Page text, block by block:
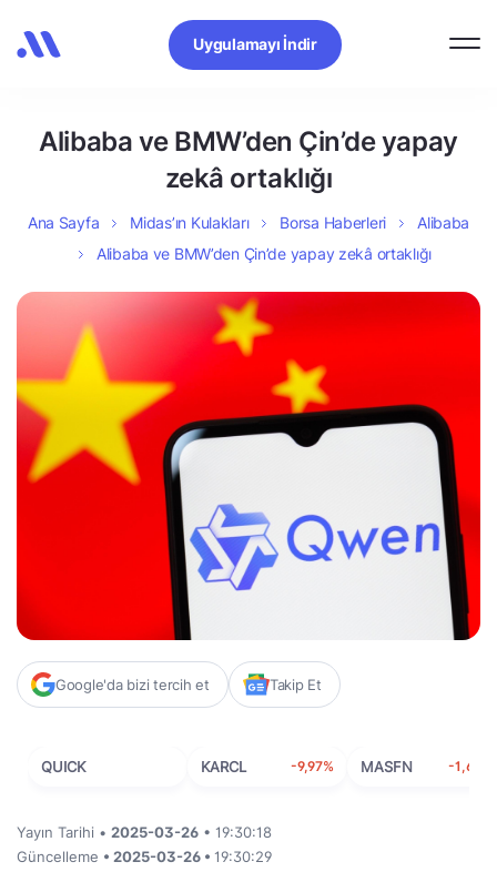
Uygulamayı İndir
Alibaba ve BMW’den Çin’de yapay
zekâ ortaklığı
Ana Sayfa Midas’ın Kulakları Borsa Haberleri
Alibaba
Alibaba ve BMW’den Çin’de yapay zekâ ortaklığı
Google'da bizi tercih et Takip Et
QUICK KARCL -9,97% MASFN -1,63%
Yayın Tarihi • 2025-03-26 • 19:30:18
Güncelleme • 2025-03-26 • 19:30:29